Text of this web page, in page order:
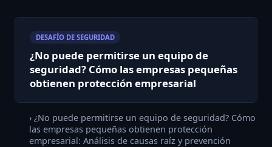
DESAFÍO DE SEGURIDAD
¿No puede permitirse un equipo de
seguridad? Cómo las empresas pequeñas
obtienen protección empresarial
› ¿No puede permitirse un equipo de seguridad? Cómo
las empresas pequeñas obtienen protección
empresarial: Análisis de causas raíz y prevención